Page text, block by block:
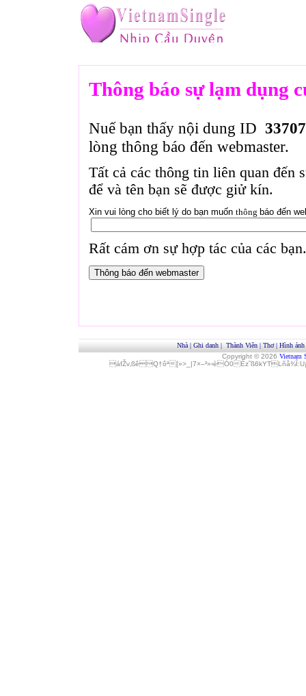
Thông báo sự lạm dụng
Nuế bạn thấy nội dung ID
lòng thông báo đến webmaster.
Tất cả các thông tin liên quan đến
để và tên bạn sẽ được giử kín.
Xin vui lòng cho biết lý do bạn muốn thông báo đến
Rất cám ơn sự hợp tác của các bạn.
Nhà | Ghi danh | Thành Viên | Thơ| Hình ảnh
Copyright © 2026 Vietnam
áfŽv‚ßêQ†ôª[»>_|7×–²»‹èÓ0